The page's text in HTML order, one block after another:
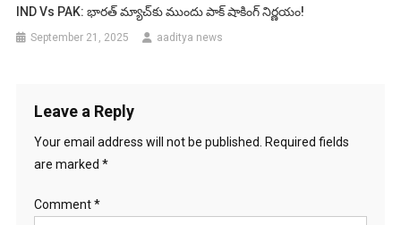
IND Vs PAK: భారత్ మ్యాచ్‌కు ముందు పాక్ షాకింగ్ నిర్ణయం!
September 21, 2025 aaditya news
Leave a Reply
Your email address will not be published.
Required fields
are marked *
Comment*